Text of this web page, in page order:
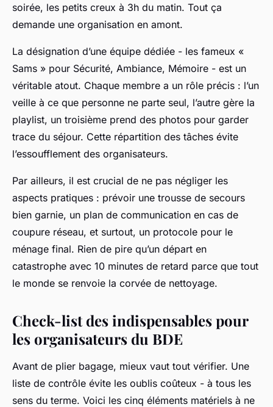
soirée, les petits creux à 3h du matin. Tout ça
demande une organisation en amont.
La désignation d’une équipe dédiée - les fameux «
Sams » pour Sécurité, Ambiance, Mémoire - est un
véritable atout. Chaque membre a un rôle précis : l’un
veille à ce que personne ne parte seul, l’autre gère la
playlist, un troisième prend des photos pour garder
trace du séjour. Cette répartition des tâches évite
l’essoufflement des organisateurs.
Par ailleurs, il est crucial de ne pas négliger les
aspects pratiques : prévoir une trousse de secours
bien garnie, un plan de communication en cas de
coupure réseau, et surtout, un protocole pour le
ménage final. Rien de pire qu’un départ en
catastrophe avec 10 minutes de retard parce que tout
le monde se renvoie la corvée de nettoyage.
Check-list des indispensables pour
les organisateurs du BDE
Avant de plier bagage, mieux vaut tout vérifier. Une
liste de contrôle évite les oublis coûteux - à tous les
sens du terme. Voici les cinq éléments matériels à ne